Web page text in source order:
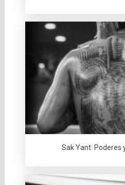
Sak Yant: Poderes